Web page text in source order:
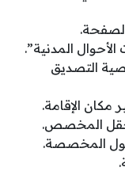
المدنية”.
التصديق
مكان الإقامة.
المخصص.
المخصصة.